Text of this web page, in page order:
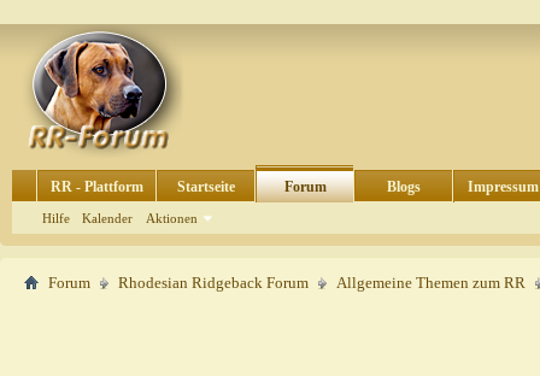
RR - Plattform Startseite Forum
Hilfe Kalender Aktionen
Blogs Impressum
Forum Rhodesian Ridgeback Forum Allgemeine Themen zum RR